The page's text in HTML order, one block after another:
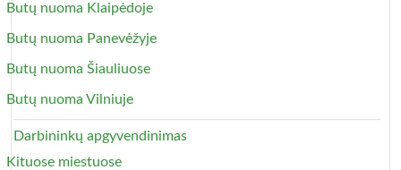
Butų nuoma Klaipėdoje
Butų nuoma Panevėžyje
Butų nuoma Šiauliuose
Butų nuoma Vilniuje
Darbininkų apgyvendinimas
Kituose miestuose